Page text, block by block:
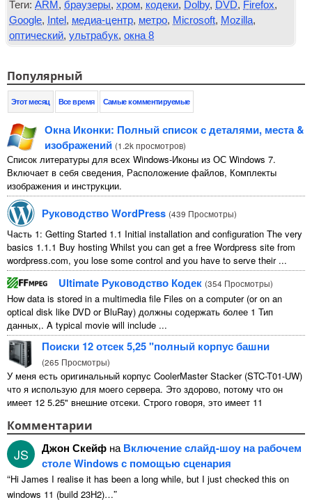
Теги: ARM ,браузеры,хром, кодеки, Dolby, DVD, Firefox,
Google, Intel , медиа-центр, метро, Microsoft, Mozilla,
оптический,ультрабук,окна 8
Популярный
Этот месяц Все время Самые комментируемые
Окна Иконки: Полный список с деталями, места &
изображений (1.2k просмотров)
Список литературы для всех Windows-Иконы из ОС Windows 7.
Включает в себя сведения, Расположение файлов, Комплекты
изображения и инструкции.
Руководство WordPress (439 Просмотры)
Часть 1: Getting Started 1.1 Initial installation and configuration The very
basics 1.1.1 Buy hosting Whilst you can get a free Wordpress site from
wordpress.com, you lose some control and you have to serve their...
Ultimate Руководство Кодек (354 Просмотры)
How data is stored in a multimedia file Files on a computer(or on an
optical disk like DVD or BluRay) должны содержать более 1 Тип
данных,. A typical movie will include ...
Поиски 12 отсек 5,25 "полный корпус башни
(265 Просмотры)
У меня есть оригинальный корпус CoolerMaster Stacker (STC-T01-UW)
что я использую для моего сервера. Это здорово, потому что он
имеет 12 5.25" внешние отсеки. Строго говоря, это имеет 11
Комментарии
JS Джон Скейф на Включение слайд-шоу на рабочем
столе Windows с помощью сценария
“Hi James I realise it has been a long while, but I just checked this on
windows 11 (build 23H2)…”